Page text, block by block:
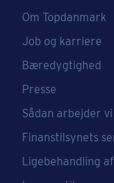
Om Topdanmark
Job og karriere
Bæredygtighed
Presse
Sådan arbejder vi
Finanstilsynets
Ligebehandling